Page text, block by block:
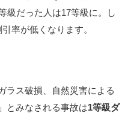
級だった人は17等級に。し
率が低くなります。
ラス破損、自然災害による
とみなされる事故は1等級ダ